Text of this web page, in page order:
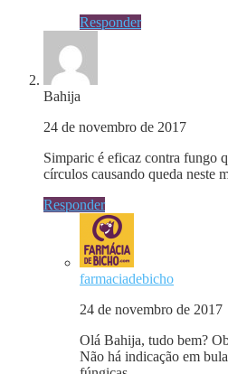
Responder
Bahija
24 de novembro de 2017
Simparic é eficaz contra fungo
círculos causando queda neste
Responder
farmaciadebicho
24 de novembro de 2017
Olá Bahija, tudo bem?
Não há indicação em